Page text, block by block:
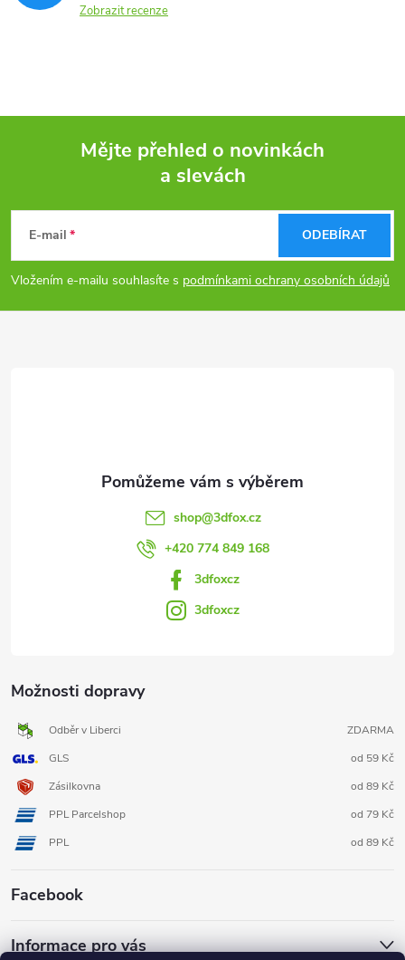
Zobrazit recenze
p
Mějte přehled o novinkách
a slevách
E-mail
Vložením e-mailu souhlasíte s podmínkami ochrany osobních údajů
ODEBÍRAT
Možnosti dopravy
Odběr v Liberci
ZDARMA
GLS
od 59 Kč
Zásilkovna
od 89 Kč
PPL Parcelshop
od 79 Kč
PPL
od 89 Kč
Facebook
Informace pro vás
shop@3dfox.cz
+420 774 849 168
3dfoxcz
3dfoxcz